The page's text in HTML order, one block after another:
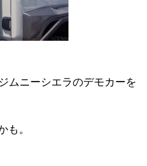
ムニーシエラのデモカーを
も。